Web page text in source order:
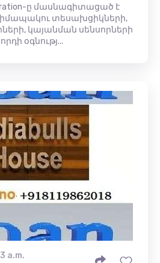
ը մասնագիտացած է
տեսախցիկների,
կայանման սենսորների
օգնությ...
a.m.